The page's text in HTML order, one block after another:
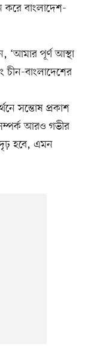
বাংলাদেশ-
‘আমার পূর্ণ আস্থা
বাংলাদেশের
সন্তোষ প্রকাশ
আরও গভীর
হবে, এমন